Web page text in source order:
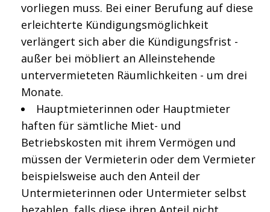
vorliegen muss. Bei einer Berufung auf diese
erleichterte Kündigungsmöglichkeit
verlängert sich aber die Kündigungsfrist -
außer bei möbliert an Alleinstehende
untervermieteten Räumlichkeiten - um drei
Monate.
Hauptmieterinnen oder Hauptmieter
haften für sämtliche Miet- und
Betriebskosten mit ihrem Vermögen und
müssen der Vermieterin oder dem Vermieter
beispielsweise auch den Anteil der
Untermieterinnen oder Untermieter selbst